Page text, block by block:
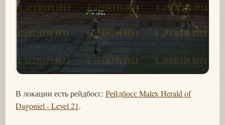
В локации есть рейдбосс: Рейдбосс Malex Herald of
Dagoniel - Level 21.